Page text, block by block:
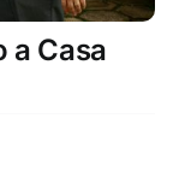
a Casa